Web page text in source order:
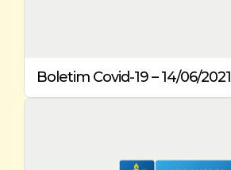
Boletim Covid-19 – 14/06/2021